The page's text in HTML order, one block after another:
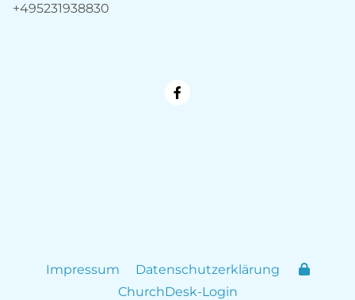
+495231938830
Impressum
Datenschutzerklärung
ChurchDesk-Login